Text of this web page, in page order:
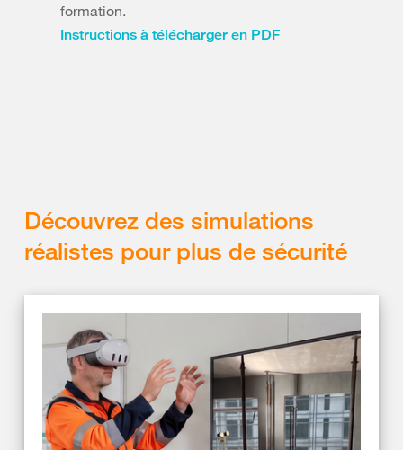
formation.
Instructions à télécharger en PDF
Découvrez des simulations
réalistes pour plus de sécurité